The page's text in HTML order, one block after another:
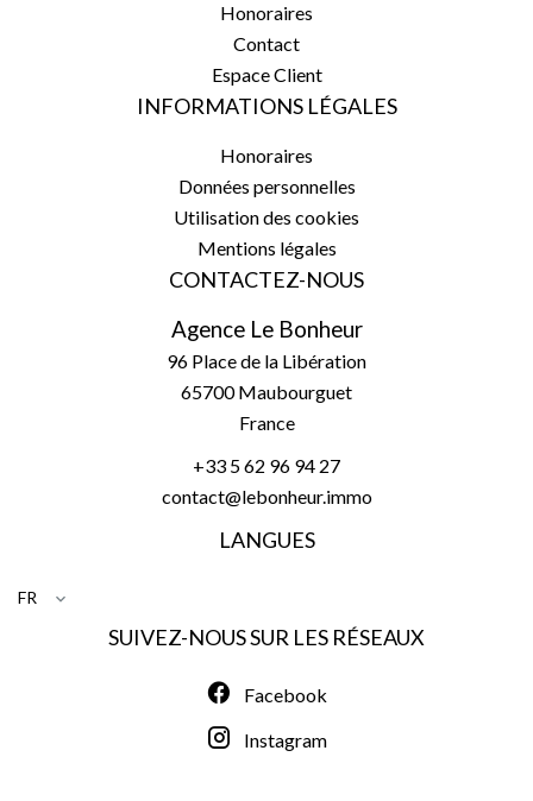
Honoraires
Contact
Espace Client
INFORMATIONS LÉGALES
Honoraires
Données personnelles
Utilisation des cookies
Mentions légales
CONTACTEZ-NOUS
Agence Le Bonheur
96 Place de la Libération
65700Maubourguet
France
+33 5 62 96 94 27
contact@lebonheur.immo
LANGUES
FR
SUIVEZ-NOUS SUR LES RÉSEAUX
Facebook
Instagram